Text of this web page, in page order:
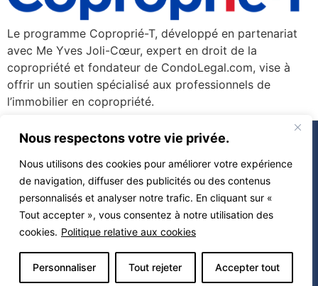
Nous respectons votre vie privée.
Nous utilisons des cookies pour améliorer votre expérience
de navigation, diffuser des publicités ou des contenus
personnalisés et analyser notre trafic. En cliquant sur «
Tout accepter », vous consentez à notre utilisation des
cookies. Politique relative aux cookies
Personnaliser Tout rejeter Accepter tout
Le programme Coproprié-T, développé en partenariat
avec Me Yves Joli-Cœur, expert en droit de la
copropriété et fondateur de CondoLegal.com, vise à
offrir un soutien spécialisé aux professionnels de
l’immobilier en copropriété.
À propos
Vendre
Acheter
Propriétés
Calculatrices
Contact
Blogue
Propulsé parMiitems –
Tous droits réservés 2026